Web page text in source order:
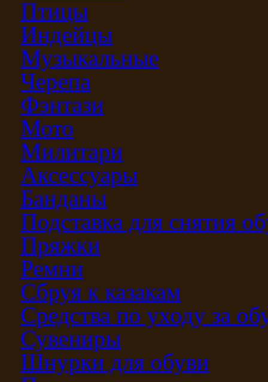
Птицы
Индейцы
Музыкальные
Черепа
Фэнтази
Мото
Милитари
Аксессуары
Банданы
Подставка для снятия
Пряжки
Ремни
Сбруя к казакам
Средства по уходу за
Сувениры
Шнурки для обуви